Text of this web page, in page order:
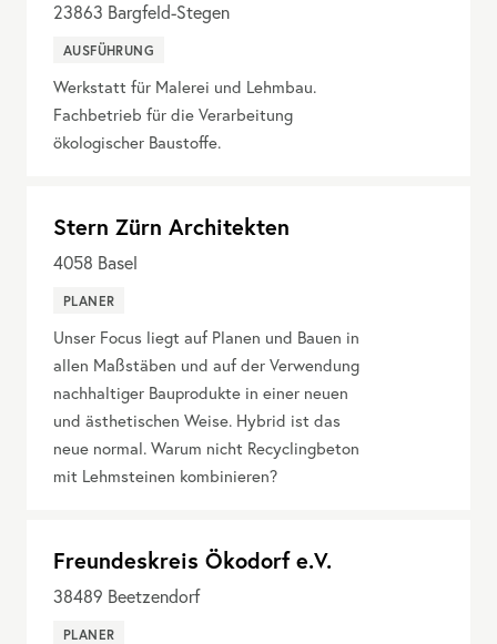
23863 Bargfeld-Stegen
AUSFÜHRUNG
Werkstatt für Malerei und Lehmbau.
Fachbetrieb für die Verarbeitung
ökologischer Baustoffe.
Stern Zürn Architekten
4058 Basel
PLANER
Unser Focus liegt auf Planen und Bauen in
allen Maßstäben und auf der Verwendung
nachhaltiger Bauprodukte in einer neuen
und ästhetischen Weise. Hybrid ist das
neue normal. Warum nicht Recyclingbeton
mit Lehmsteinen kombinieren?
Freundeskreis Ökodorf e.V.
38489 Beetzendorf
PLANER